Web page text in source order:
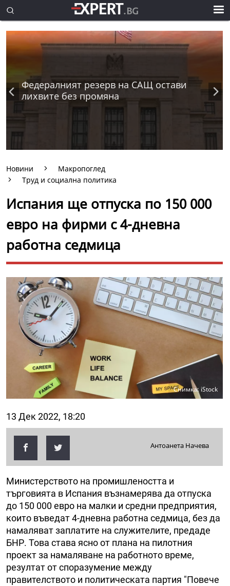
Федералният резерв на САЩ остави
лихвите без промяна
Новини
Макропоглед
Труд и социална политика
Испания ще отпуска по 150 000
евро на фирми с 4-дневна
работна седмица
Снимка: iStock
13 Дек 2022, 18:20
Антоанета Начева
Министерството на промишлеността и
търговията в Испания възнамерява да отпуска
до 150 000 евро на малки и средни предприятия,
които въведат 4-дневна работна седмица, без да
намаляват заплатите на служителите, предаде
БНР. Това става ясно от плана на пилотния
проект за намаляване на работното време,
резултат от споразумение между
правителството и политическата партия "Повече